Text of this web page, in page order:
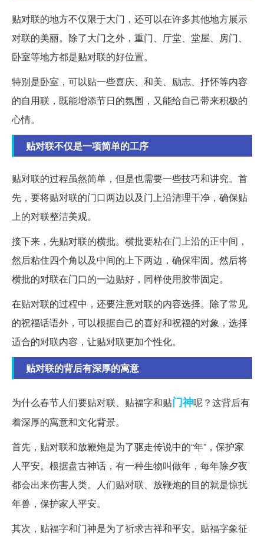
贴对联的地方不仅限于大门，还可以在许多其他地方展示
对联的美丽。除了大门之外，重门、厅堂、堂屋、房门、
卧室等地方都是贴对联的好位置。
特别是卧室，可以贴一些喜庆、和美、励志、抒怀等内容
的自用联，既能增添节日的氛围，又能给自己带来积极的
心情。
贴对联不仅是一项简单的工序
贴对联的过程虽然简单，但是也需要一些技巧和讲究。首
先，要将贴对联的门口两边以及门上沿清理干净，确保贴
上的对联整洁美观。
接下来，先贴对联的横批。横批要粘在门上沿的正中间，
然后粘住四个角以及中间的上下两边，确保牢固。然后将
横批的对联在门口的一边贴好，同样使用胶带固定。
在贴对联的过程中，还要注意对联的内容选择。除了常见
的祝福话语外，可以根据自己的喜好和祝福的对象，选择
适合的对联内容，让贴对联更加个性化。
贴对联的背后有深厚的寓意
为什么春节人们要贴对联、贴福字和贴门神呢？这背后有
着深厚的寓意和文化背景。
首先，贴对联和放鞭炮是为了驱走传说中的“年”，保护家
人平安。根据盘古神话，有一种生物叫做年，每年除夕夜
都会出来伤害人类。人们贴对联、放鞭炮的目的就是惊扰
年兽，保护家人平安。
其次，贴福字和门神是为了祈求吉祥和平安。贴福字象征